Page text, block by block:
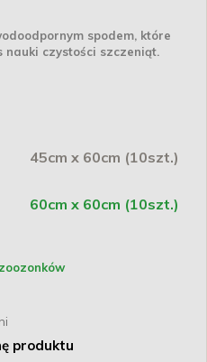
spodem, które
czystości szczeniąt.
45cm x 60cm (10szt.)
60cm x 60cm (10szt.)
zoozonków
produktu